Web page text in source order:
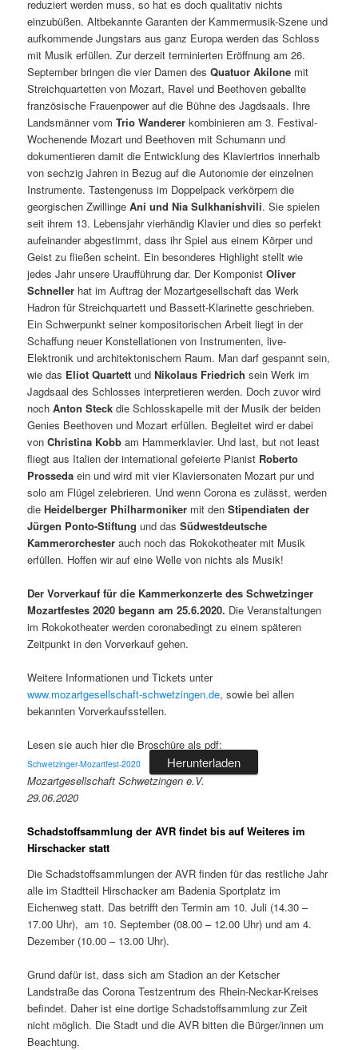
reduziert werden muss, so hat es doch qualitativ nichts
einzubüßen. Altbekannte Garanten der Kammermusik-Szene und
aufkommende Jungstars aus ganz Europa werden das Schloss
mit Musik erfüllen. Zur derzeit terminierten Eröffnung am 26.
September bringen die vier Damen desQuatuor Akilone mit
Streichquartetten von Mozart, Ravel und Beethoven geballte
französische Frauenpower auf die Bühne des Jagdsaals. Ihre
Landsmänner vomTrio Wanderer kombinieren am 3. Festival-
Wochenende Mozart und Beethoven mit Schumann und
dokumentieren damit die Entwicklung des Klaviertrios innerhalb
von sechzig Jahren in Bezug auf die Autonomie der einzelnen
Instrumente. Tastengenuss im Doppelpack verkörpern die
georgischen ZwillingeAni und Nia Sulkhanishvili. Sie spielen
seit ihrem 13. Lebensjahr vierhändig Klavier und dies so perfekt
aufeinander abgestimmt, dass ihr Spiel aus einem Körper und
Geist zu fließen scheint. Ein besonderes Highlight stellt wie
jedes Jahr unsere Uraufführung dar. Der KomponistOliver
Schneller hat im Auftrag der Mozartgesellschaft das Werk
Hadron für Streichquartett und Bassett-Klarinette geschrieben.
Ein Schwerpunkt seiner kompositorischen Arbeit liegt in der
Schaffung neuer Konstellationen von Instrumenten, live-
Elektronik und architektonischem Raum. Man darf gespannt sein,
wie das Eliot Quartett undNikolaus Friedrich sein Werk im
Jagdsaal des Schlosses interpretieren werden. Doch zuvor wird
nochAnton Steck die Schlosskapelle mit der Musik der beiden
Genies Beethoven und Mozart erfüllen. Begleitet wird er dabei
vonChristina Kobb am Hammerklavier. Und last, but not least
fliegt aus Italien der international gefeierte Pianist Roberto
Prosseda ein und wird mit vier Klaviersonaten Mozart pur und
solo am Flügel zelebrieren. Und wenn Corona es zulässt, werden
dieHeidelberger Philharmoniker mit denStipendiaten der
Jürgen Ponto-Stiftung und dasSüdwestdeutsche
Kammerorchester auch noch das Rokokotheater mit Musik
erfüllen. Hoffen wir auf eine Welle von nichts als Musik!
Der Vorverkauf für die Kammerkonzerte des Schwetzinger
Mozartfestes 2020 begann am 25.6.2020. Die Veranstaltungen
im Rokokotheater werden coronabedingt zu einem späteren
Zeitpunkt in den Vorverkauf gehen.
Weitere Informationen und Tickets unter
www.mozartgesellschaft-schwetzingen.de, sowie bei allen
bekannten Vorverkaufsstellen.
Lesen sie auch hier die Broschüre als pdf:
Schwetzinger-Mozartfest-2020 Herunterladen
Mozartgesellschaft Schwetzingen e.V.
29.06.2020
Schadstoffsammlung der AVR findet bis auf Weiteres im
Hirschacker statt
Die Schadstoffsammlungen der AVR finden für das restliche Jahr
alle im Stadtteil Hirschacker am Badenia Sportplatz im
Eichenweg statt. Das betrifft den Termin am 10. Juli (14.30 –
17.00 Uhr), am 10. September (08.00 – 12.00 Uhr) und am 4.
Dezember (10.00 – 13.00 Uhr).
Grund dafür ist, dass sich am Stadion an der Ketscher
Landstraße das Corona Testzentrum des Rhein-Neckar-Kreises
befindet. Daher ist eine dortige Schadstoffsammlung zur Zeit
nicht möglich. Die Stadt und die AVR bitten die Bürger/innen um
Beachtung.